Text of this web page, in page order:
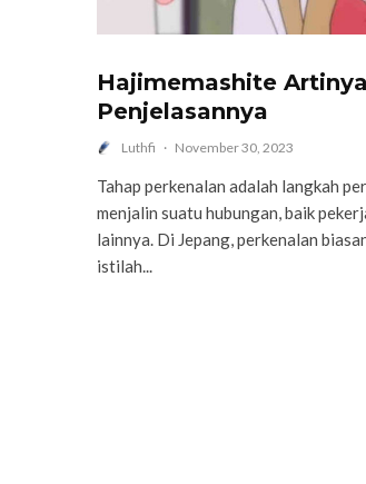
Hajimemashite
Penjelasannya
Luthfi · November 30, 2023
Tahap perkenalan adalah langkah
menjalin suatu hubungan, baik
lainnya. Di Jepang, perkenalan
istilah...